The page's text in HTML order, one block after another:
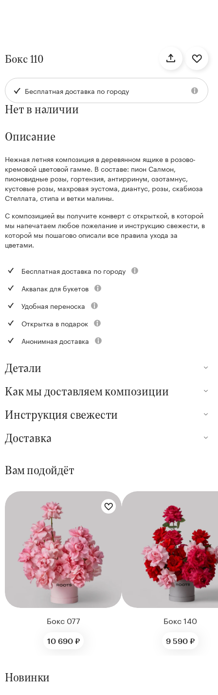
Kenzan
Collection
Бокс 110
Бесплатная доставка по городу
Нет в наличии
Описание
Нежная летняя композиция в деревянном ящике в розово-
кремовой цветовой гамме. В составе: пион Салмон,
пионовидные розы, гортензия, антирринум, озотамнус,
кустовые розы, махровая эустома, диантус, розы, скабиоза
Стеллата, стипа и ветки малины.
С композицией вы получите конверт с открыткой, в которой
мы напечатаем любое пожелание и инструкцию свежести, в
которой мы пошагово описали все правила ухода за
цветами.
Бесплатная доставка по городу
Аквапак для букетов
Удобная переноска
Открытка в подарок
Анонимная доставка
Детали
Как мы доставляем композиции
Инструкция свежести
Доставка
Вам подойдёт
Цветы букета:
Бокс 077
10 690 ₽
Цветы букета:
Бокс 140
9 590 ₽
Новинки